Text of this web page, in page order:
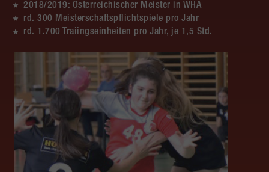
2018/2019: Österreichischer Meister in WHA
rd. 300 Meisterschaftspflichtspiele pro Jahr
rd. 1.700 Traiingseinheiten pro Jahr, je 1,5 Std.